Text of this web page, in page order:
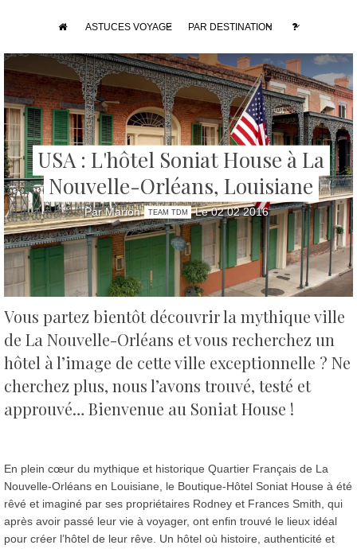
ASTUCES VOYAGE PAR DESTINATION
USA : L'hôtel Soniat House à La
Nouvelle-Orléans, Louisiane
Par Marion TEAM TDM Le 02 02 2016
Vous partez bientôt découvrir la mythique ville
de La Nouvelle-Orléans et vous recherchez un
hôtel à l’image de cette ville exceptionnelle ? Ne
cherchez plus, nous l’avons trouvé, testé et
approuvé… Bienvenue au Soniat House !
En plein cœur du mythique et historique Quartier Français de La
Nouvelle-Orléans en Louisiane, le Boutique-Hôtel Soniat House à été
rêvé et imaginé par ses propriétaires Rodney et Frances Smith, qui
après avoir passé leur vie à voyager, ont enfin trouvé le lieux idéal
pour créer l’hôtel de leur rêve. Un hôtel où histoire, authenticité et